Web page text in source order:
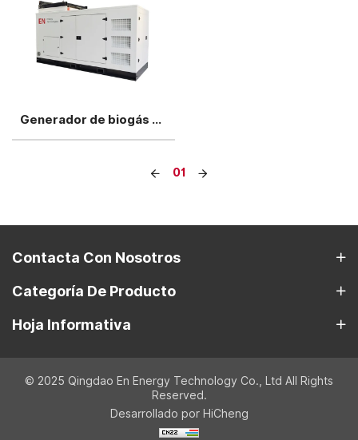
Generador de biogás Yuchai de 450 kW
01
Contacta Con Nosotros
Categoría De Producto
Hoja Informativa
© 2025 Qingdao En Energy Technology Co., Ltd All Rights
Reserved.
Desarrollado por HiCheng